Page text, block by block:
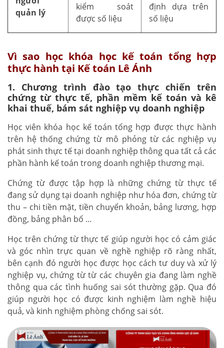
quản lý
kiểm soát
được số liệu
định dựa trên
số liệu
Vì sao học khóa học kế toán tổng hợp
thực hành tại Kế toán Lê Ánh
1. Chương trình đào tạo thực chiến trên
chứng từ thực tế, phần mềm kế toán và kê
khai thuế, bám sát nghiệp vụ doanh nghiệp
Học viên khóa học kế toán tổng hợp được thực hành
trên hệ thống chứng từ mô phỏng từ các nghiệp vụ
phát sinh thực tế tại doanh nghiệp thông qua tất cả các
phần hành kế toán trong doanh nghiệp thương mại.
Chứng từ được tập hợp là những chứng từ thực tế
đang sử dụng tại doanh nghiệp như hóa đơn, chứng từ
thu – chi tiền mặt, tiền chuyển khoản, bảng lương, hợp
đồng, bảng phân bổ …
Học trên chứng từ thực tế giúp người học có cảm giác
và góc nhìn trực quan về nghề nghiệp rõ ràng nhất,
bên cạnh đó người học được học cách tư duy và xử lý
nghiệp vụ, chứng từ từ các chuyên gia đang làm nghề
thông qua các tình huống sai sót thường gặp. Qua đó
giúp người học có được kinh nghiệm làm nghề hiệu
quả, và kinh nghiệm phòng chống sai sót.